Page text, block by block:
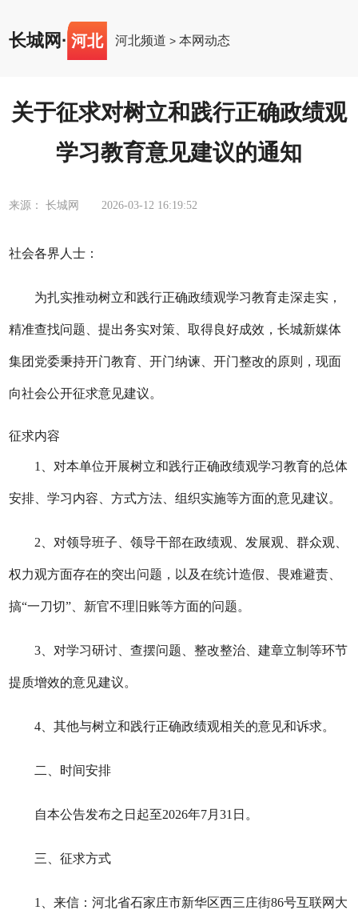
长城网 · 河北 河北频道 >本网动态
关于征求对树立和践行正确政绩观
学习教育意见建议的通知
来源： 长城网 2026-03-12 16:19:52
社会各界人士 ：
为扎实推动树立和践行正确政绩观学习教育走深走实，
精准查找问题、提出务实对策、取得良好成效，长城新媒体
集团党委秉持开门教育、开门纳谏、开门整改的原则，现面
向社会公开征求意见建议。
征求内容
1、对本单位开展树立和践行正确政绩观学习教育的总体
安排、学习内容、方式方法、组织实施等方面的意见建议。
2、对领导班子、领导干部在政绩观、发展观、群众观、
权力观方面存在的突出问题，以及在统计造假、畏难避责、
搞“一刀切”、新官不理旧账等方面的问题。
3、对学习研讨、查摆问题、整改整治、建章立制等环节
提质增效的意见建议。
4、其他与树立和践行正确政绩观相关的意见和诉求。
二、时间安排
自本公告发布之日起至2026年7月31日 。
三、征求方式
1、来信：河北省石家庄市新华区西三庄街86号互联网大